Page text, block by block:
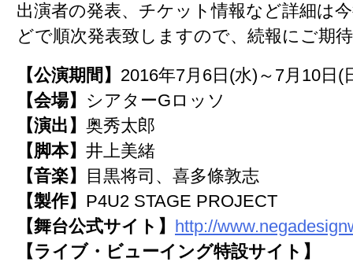
出演者の発表、チケット情報など詳細は
どで順次発表致しますので、続報にご期
【公演期間】 2016年7月6日(水)～7月10日(
【会場】 シアターGロッソ
【演出】 奥秀太郎
【脚本】 井上美緒
【音楽】
目黒将司、喜多條敦志
【製作】 P4U2 STAGE PROJECT
【舞台公式サイト】 http://
【ライブ・ビューイング特設サイト】